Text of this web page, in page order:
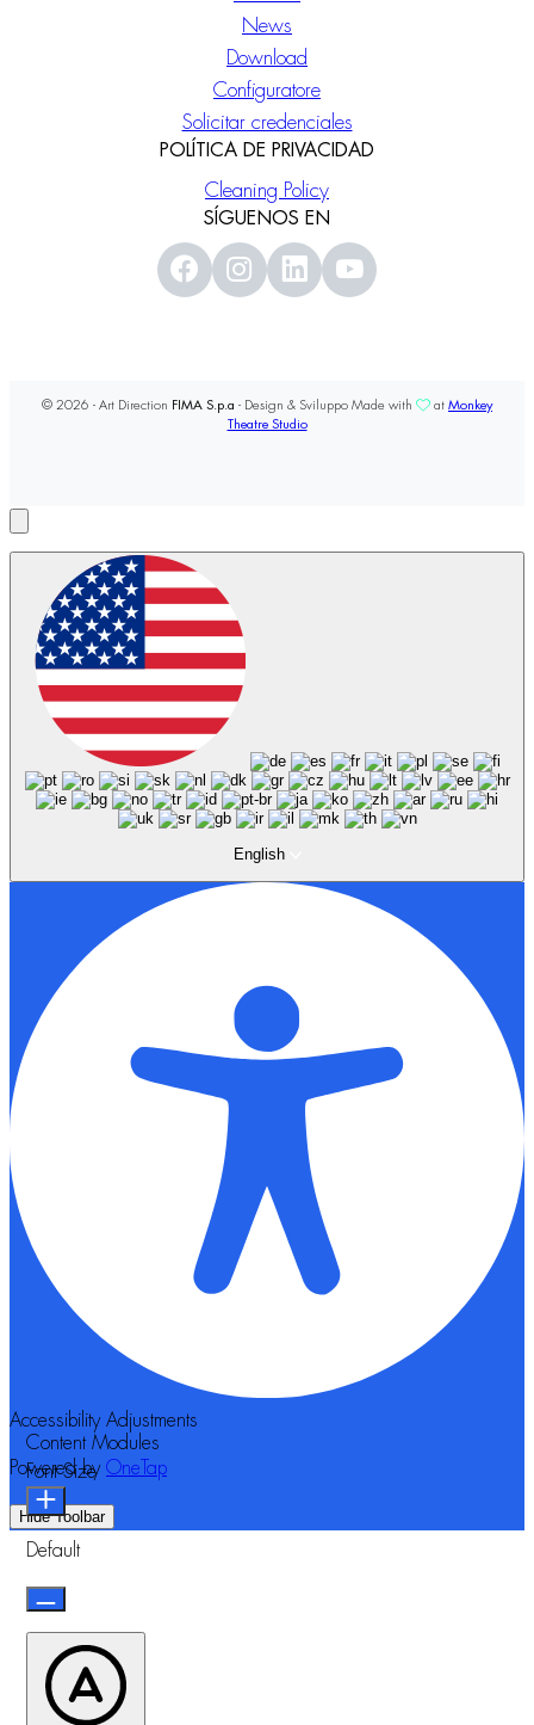
News
Download
Configuratore
Solicitar credenciales
POLÍTICA DE PRIVACIDAD
Cleaning Policy
SÍGUENOS EN
© 2026 - Art Direction FIMA S.p.a - Design & Sviluppo Made with at Monkey
Theatre Studio
English
Accessibility Adjustments
Powered by OneTap
Hide Toolbar
Content Modules
Font Size
Default